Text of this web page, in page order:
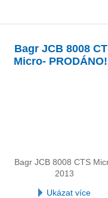
Bagr JCB 8008
Micro-
Bagr JCB 8008 CTS
2013
Ukázat více